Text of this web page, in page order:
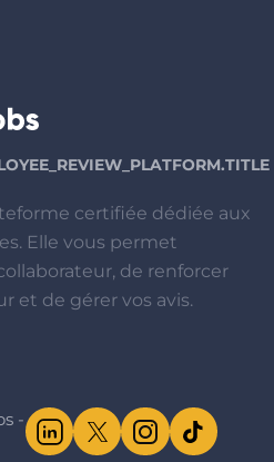
certifiée dédiée aux
Elle vous permet
de renforcer
et de gérer vos avis.
-